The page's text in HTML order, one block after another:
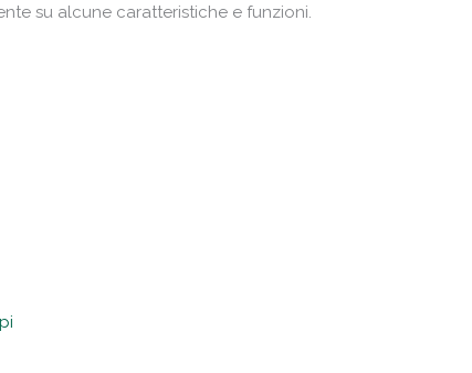
su alcune caratteristiche e funzioni.